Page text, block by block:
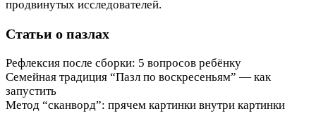
продвинутых исследователей.
Статьи о пазлах
Советы родителям
Рефлексия после сборки: 5 вопросов ребёнку
Советы родителям
Семейная традиция “Пазл по воскресеньям” — как
запустить
Метод “сканворд”: прячем картинки внутри картинки